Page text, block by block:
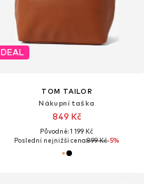
DEAL
TOM TAILOR
Nákupní taška
849 Kč
Původně: 1 199 Kč
Poslední nejnižší cena:899 Kč-5%